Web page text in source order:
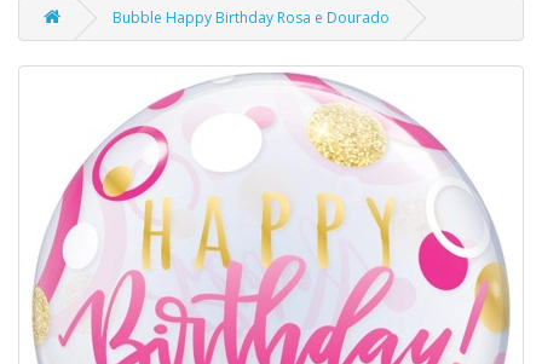
Bubble Happy Birthday Rosa e Dourado